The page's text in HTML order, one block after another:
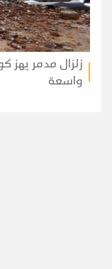
زلزال مدمر يهز
واسعة